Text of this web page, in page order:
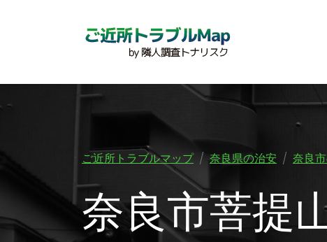
ご近所トラブルマップ 奈良県の治安 奈良
奈良市菩提